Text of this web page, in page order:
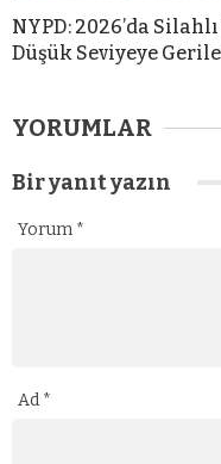
NYPD: 2026’da
Düşük Seviyeye
YORUMLAR
Bir yanıt yazın
Yorum *
Ad *